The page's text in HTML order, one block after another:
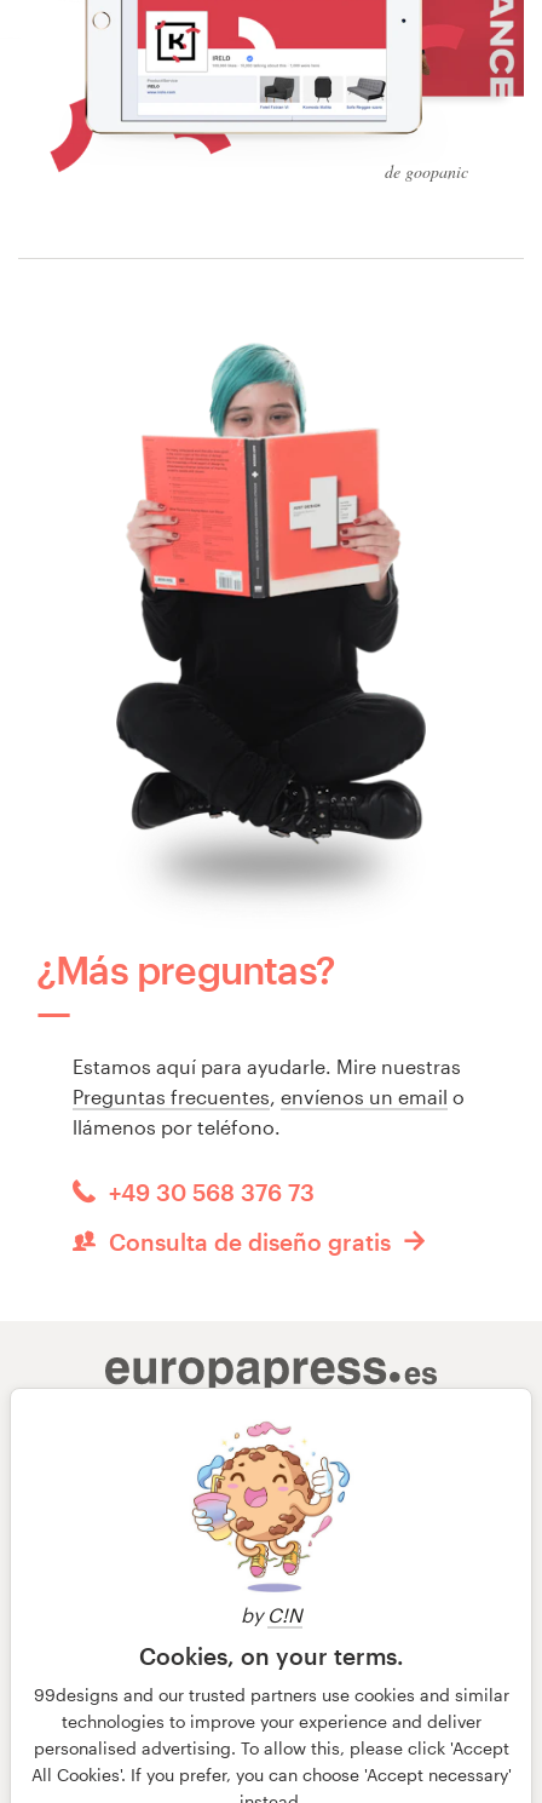
by C!N
Cookies, on your terms.
99designs and our trusted partners use cookies and similar
technologies to improve your experience and deliver
personalised advertising. To allow this, please click 'Accept
All Cookies'. If you prefer, you can choose 'Accept necessary'
de goopanic
¿Más preguntas?
Estamos aquí para ayudarle. Mire nuestras
Preguntas frecuentes, envíenos un email o
llámenos por teléfono.
+49 30 568 376 73
Consulta de diseño gratis
© 99designs
de Vista